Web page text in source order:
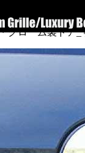
クローム/ステンレス
テンレス・ＰＴクル
テンレス■ダッジ：
テンレス・ダコタ_ク
ム/ステンレス・チャ
クローム製ウィ
クローム製ドア